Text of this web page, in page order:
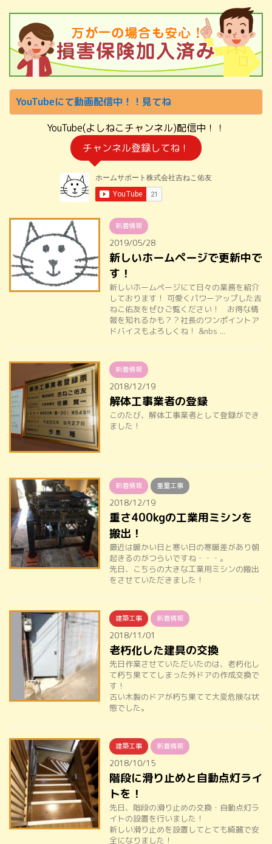
YouTubeにて動画配信中！！見てね
YouTube(よしねこチャンネル)配信中！！
チャンネル登録してね！
新着情報
2019/05/28
新しいホームページで更新中で
す！
新しいホームページにて日々の業務を紹介
しております！ 可愛くパワーアップした吉
ねこ佑友をぜひご覧ください！ お得な情
報を知れるかも？？社長のワンポイントア
ドバイスもよろしくね！ &nbs ...
新着情報
2018/12/19
解体工事業者の登録
このたび、解体工事業者として登録ができ
ました！
新着情報 重量工事
2018/12/19
重さ400kgの工業用ミシンを
搬出！
最近は暖かい日と寒い日の寒暖差があり朝
起きるのがつらいですね・・・。
先日、こちらの大きな工業用ミシンの搬出
をさせていただきました！
建築工事 新着情報
2018/11/01
老朽化した建具の交換
先日作業させていただいたのは、老朽化し
て朽ち果ててしまった外ドアの作成交換で
す！
古い木製のドアが朽ち果てて大変危険な状
態でした。
建築工事 新着情報
2018/10/15
階段に滑り止めと自動点灯ライ
トを！
先日、階段の滑り止めの交換・自動点灯ラ
イトの設置を行いました！
新しい滑り止めを設置してとても綺麗で安
全になりました！